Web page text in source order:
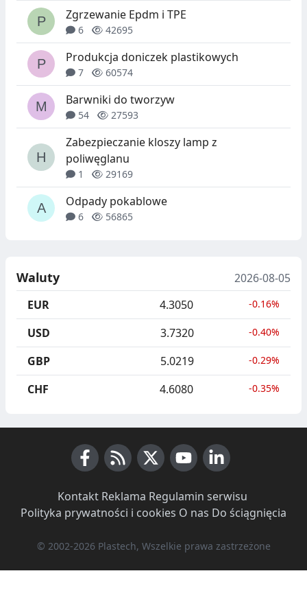
Zgrzewanie Epdm i TPE
6 42695
Produkcja doniczek plastikowych
7 60574
Barwniki do tworzyw
54 27593
Zabezpieczanie kloszy lamp z
poliwęglanu
1 29169
Odpady pokablowe
6 56865
Waluty
2026-08-05
EUR
4.3050 -0.16%
USD 3.7320 -0.40%
GBP 5.0219 -0.29%
CHF 4.6080 -0.35%
Kontakt· Reklama Regulamin serwisu
Polityka prywatności i cookies O nas Do ściągnięcia
© 2002-2026 Plastech, Wszelkie prawa zastrzeżone